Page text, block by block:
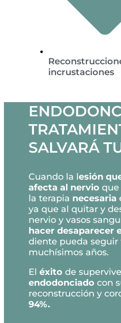
incrustaciones
SALVARÁ
Cuando la lesión
afecta al nervio que
la terapia necesaria
ya que al quitar y
nervio y vasos
hacer desaparecer
diente pueda
muchísimos años.
El éxito de
endodonciado con
reconstrucción y
94%.